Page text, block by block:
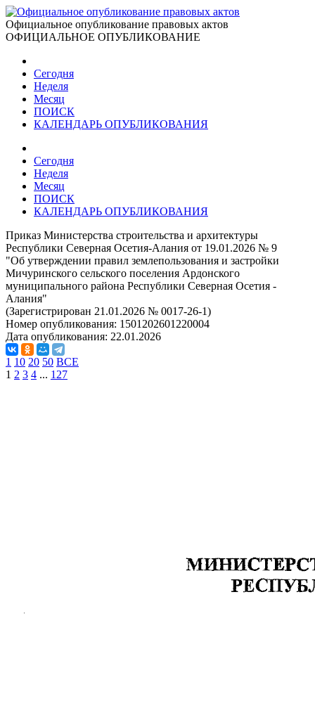
Официальное опубликование правовых актов
ОФИЦИАЛЬНОЕ ОПУБЛИКОВАНИЕ
Сегодня
Неделя
Месяц
ПОИСК
КАЛЕНДАРЬ ОПУБЛИКОВАНИЯ
Сегодня
Неделя
Месяц
ПОИСК
КАЛЕНДАРЬ ОПУБЛИКОВАНИЯ
Приказ Министерства строительства и архитектуры
Республики Северная Осетия-Алания от 19.01.2026 № 9
"Об утверждении правил землепользования и застройки
Мичуринского сельского поселения Ардонского
муниципального района Республики Северная Осетия -
Алания"
(Зарегистрирован 21.01.2026 № 0017-26-1)
Номер опубликования: 1501202601220004
Дата опубликования: 22.01.2026
1 10 20 50 ВСЕ
1 2 3 4 ... 127